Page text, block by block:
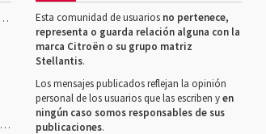
Esta comunidad de usuarios no pertenece,
representa o guarda relación alguna con la
marca Citroën o su grupo matriz
Stellantis.
Los mensajes publicados reflejan la opinión
personal de los usuarios que las escriben yen
ningún caso somos responsables de sus
publicaciones.